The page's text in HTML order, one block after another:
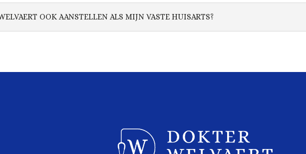
OOK AANSTELLEN ALS MIJN VASTE HUISARTS?